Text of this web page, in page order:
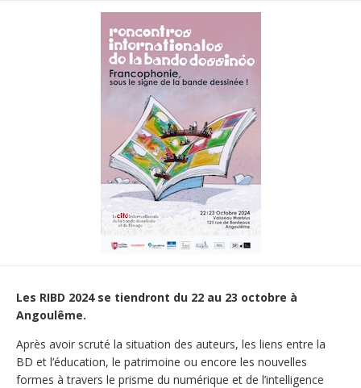
Les RIBD 2024 se tiendront du 22 au 23 octobre à
Angoulême.
Après avoir scruté la situation des auteurs, les liens entre la
BD et l’éducation, le patrimoine ou encore les nouvelles
formes à travers le prisme du numérique et de l’intelligence